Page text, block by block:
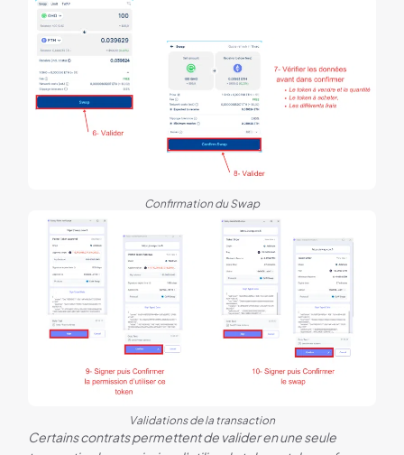
Confirmation du Swap
Validations de la transaction
Certains contrats permettent de valider en une seule